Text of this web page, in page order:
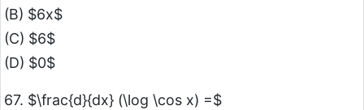
(B) $6x$
(C) $6$
(D) $0$
67. $\frac{d}{dx} (\log \cos x) =$